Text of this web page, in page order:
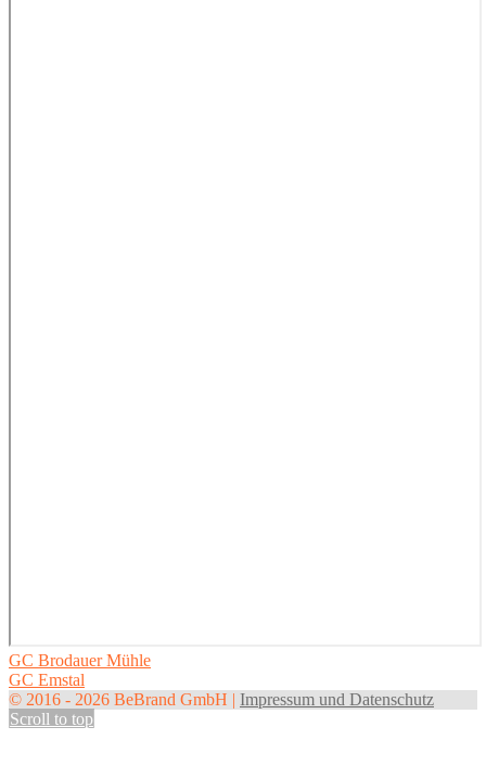
Post
navigation
GC Brodauer Mühle
GC Emstal
© 2016 - 2026 BeBrand GmbH | Impressum und Datenschutz
Scroll to top